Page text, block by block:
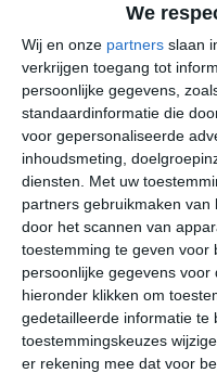
We
Wij en onze partners slaan
verkrijgen toegang tot
persoonlijke gegevens,
standaardinformatie die
voor gepersonaliseerde
inhoudsmeting,
diensten.
Met uw
partners gebruikmaken
door het scannen van
toestemming te geven voor
persoonlijke gegevens
hieronder klikken om
gedetailleerde informatie te
toestemmingskeuzes
er rekening mee dat voor
28°C
vr
34°
za
28°C 33°C